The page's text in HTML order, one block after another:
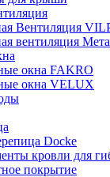
Вентиляция
вентиляция
окна FAKRO
окна VELUX
Docke
кровли для
покрытие